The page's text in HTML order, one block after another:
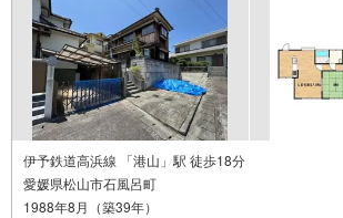
伊予鉄道高浜線 「港山」駅 徒歩18分
愛媛県松山市石風呂町
1988年8月（築39年）